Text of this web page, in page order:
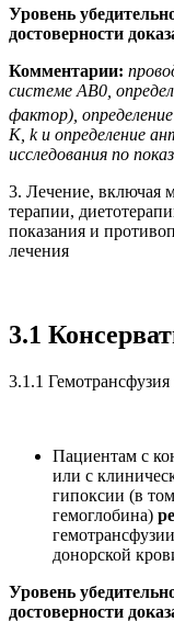
Уровень
достоверности
Комментарии:
системе AB0,
фактор),
K, k и определение
исследования по
3. Лечение, включая
терапии,
показания и
лечения
3.1
3.1.1
Пациентам с
или с
гипоксии (в
гемоглобина)
донорской
Уровень
достоверности